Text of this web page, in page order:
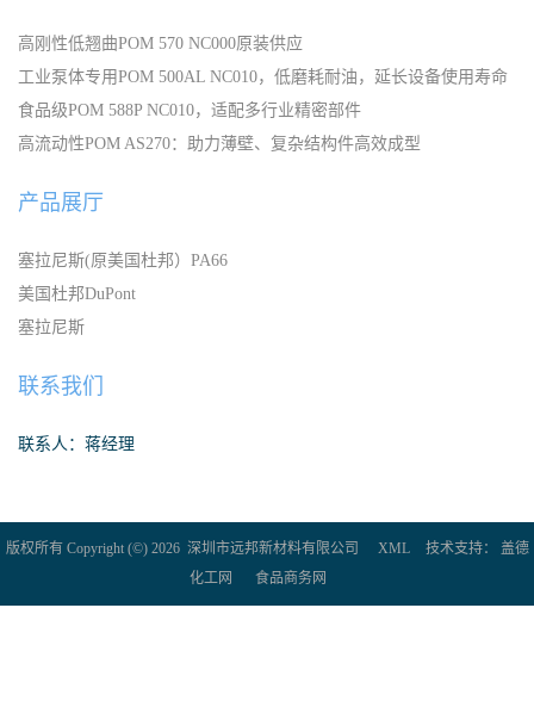
高刚性低翘曲POM 570 NC000原装供应
工业泵体专用POM 500AL NC010，低磨耗耐油，延长设备使用寿命
食品级POM 588P NC010，适配多行业精密部件
高流动性POM AS270：助力薄壁、复杂结构件高效成型
产品展厅
塞拉尼斯(原美国杜邦）PA66
美国杜邦DuPont
塞拉尼斯
联系我们
联系人：蒋经理
版权所有 Copyright (©) 2026 深圳市远邦新材料有限公司 XML 技术支持：
盖德
化工网
食品商务网